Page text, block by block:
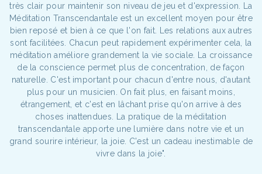
très clair pour maintenir son niveau de jeu et d'expression. La
Méditation Transcendantale est un excellent moyen pour être
bien reposé et bien à ce que l'on fait. Les relations aux autres
sont facilitées. Chacun peut rapidement expérimenter cela, la
méditation améliore grandement la vie sociale. La croissance
de la conscience permet plus de concentration, de façon
naturelle. C'est important pour chacun d'entre nous, d'autant
plus pour un musicien. On fait plus, en faisant moins,
étrangement, et c'est en lâchant prise qu'on arrive à des
choses inattendues. La pratique de la méditation
transcendantale apporte une lumière dans notre vie et un
grand sourire intérieur, la joie. C'est un cadeau inestimable de
vivre dans la joie".